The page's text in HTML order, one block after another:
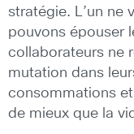
stratégie. L’un ne
pouvons épouser
collaborateurs ne
mutation dans
consommations
de mieux que la